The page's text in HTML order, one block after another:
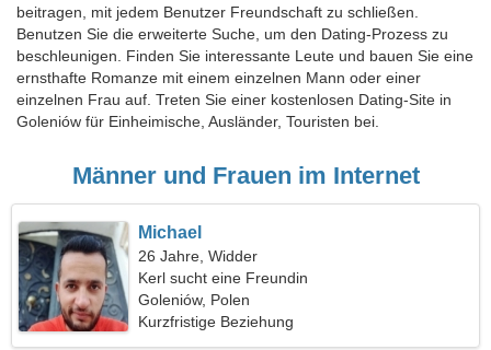
beitragen, mit jedem Benutzer Freundschaft zu schließen.
Benutzen Sie die erweiterte Suche, um den Dating-Prozess zu
beschleunigen. Finden Sie interessante Leute und bauen Sie eine
ernsthafte Romanze mit einem einzelnen Mann oder einer
einzelnen Frau auf. Treten Sie einer kostenlosen Dating-Site in
Goleniów für Einheimische, Ausländer, Touristen bei.
Männer und Frauen im Internet
Michael
26 Jahre, Widder
Kerl sucht eine Freundin
Goleniów, Polen
Kurzfristige Beziehung